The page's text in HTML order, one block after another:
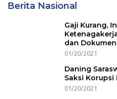
Berita Nasional
Gaji Kurang,
dan Dokumen
01/20/2021
Daning
Saksi Korupsi
01/20/2021